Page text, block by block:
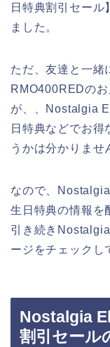
日特典割引セール
ました。
ただ、友達と一
RMO400REDの
が、、Nostalgia
日特典などでお得
うかは分かりませ
なので、
生日特典の情報を
引き続き
ージをチェックし
Nostalgia
割引セール